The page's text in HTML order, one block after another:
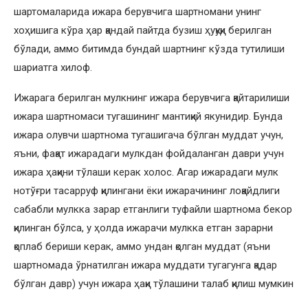
шартомаларида ижара берувчига шартномани унинг
хоҳишига кўра ҳар қандай пайтда бузиш ҳуқуқи берилган
бўлади, аммо битимда бундай шартнинг кўзда тутилиши
шариатга хилоф.
Ижарага берилган мулкнинг ижара берувчига қайтарилиши
ижара шартномаси тугашининг мантиқий якунидир. Бунда
ижара олувчи шартнома тугашигача бўлган муддат учун,
яъни, фақат ижарадаги мулкдан фойдаланган даври учун
ижара ҳақини тўлаши керак холос. Агар ижарадаги мулк
нотўғри тасарруф қилингани ёки ижарачининг лоқайдлиги
сабабли мулкка зарар етганлиги туфайли шартнома бекор
қилинган бўлса, у ҳолда ижарачи мулкка етган зарарни
қоплаб бериши керак, аммо ундан қолган муддат (яъни
шартномада ўрнатилган ижара муддати тугагунга қадар
бўлган давр) учун ижара ҳақи тўлашини талаб қилиш мумкин